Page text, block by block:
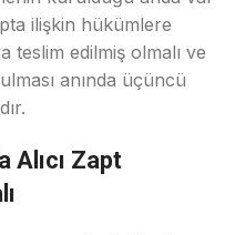
ilişkin hükümlere
teslim edilmiş olmalı ve
anında üçüncü
Alıcı Zapt